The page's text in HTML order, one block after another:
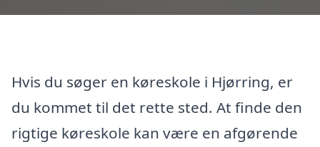
Hvis du søger en køreskole i Hjørring, er
du kommet til det rette sted. At finde den
rigtige køreskole kan være en afgørende